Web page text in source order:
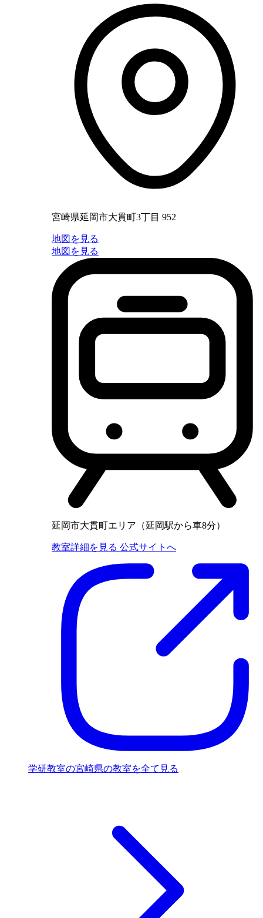
宮崎県延岡市大貫町3丁目 952
地図を見る
地図を見る
延岡市大貫町エリア（延岡駅から車8分）
教室詳細を見る 公式サイトへ
学研教室の宮崎県の教室を全て見る